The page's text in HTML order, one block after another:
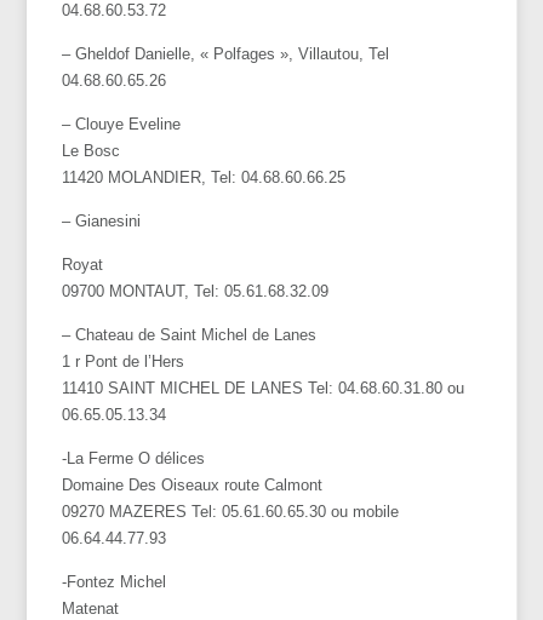
04.68.60.53.72
– Gheldof Danielle, « Polfages », Villautou, Tel
04.68.60.65.26
– Clouye Eveline
Le Bosc
11420 MOLANDIER, Tel: 04.68.60.66.25
– Gianesini
Royat
09700 MONTAUT, Tel: 05.61.68.32.09
– Chateau de Saint Michel de Lanes
1 r Pont de l’Hers
11410 SAINT MICHEL DE LANES Tel: 04.68.60.31.80 ou
06.65.05.13.34
-La Ferme O délices
Domaine Des Oiseaux route Calmont
09270 MAZERES Tel: 05.61.60.65.30 ou mobile
06.64.44.77.93
-Fontez Michel
Matenat